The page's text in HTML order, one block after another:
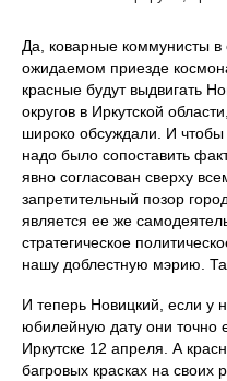
Да, коварные коммунисты в
ожидаемом приезде
красные будут выдвигать
округов в Иркутской
широко обсуждали. И чтобы
надо было сопоставить
явно согласован сверху
запретительный позор
является ее же
стратегическое
нашу доблестную мэрию.
И теперь Новицкий, если у
юбилейную дату они точно
Иркутске 12 апреля. А
багровых красках на своих